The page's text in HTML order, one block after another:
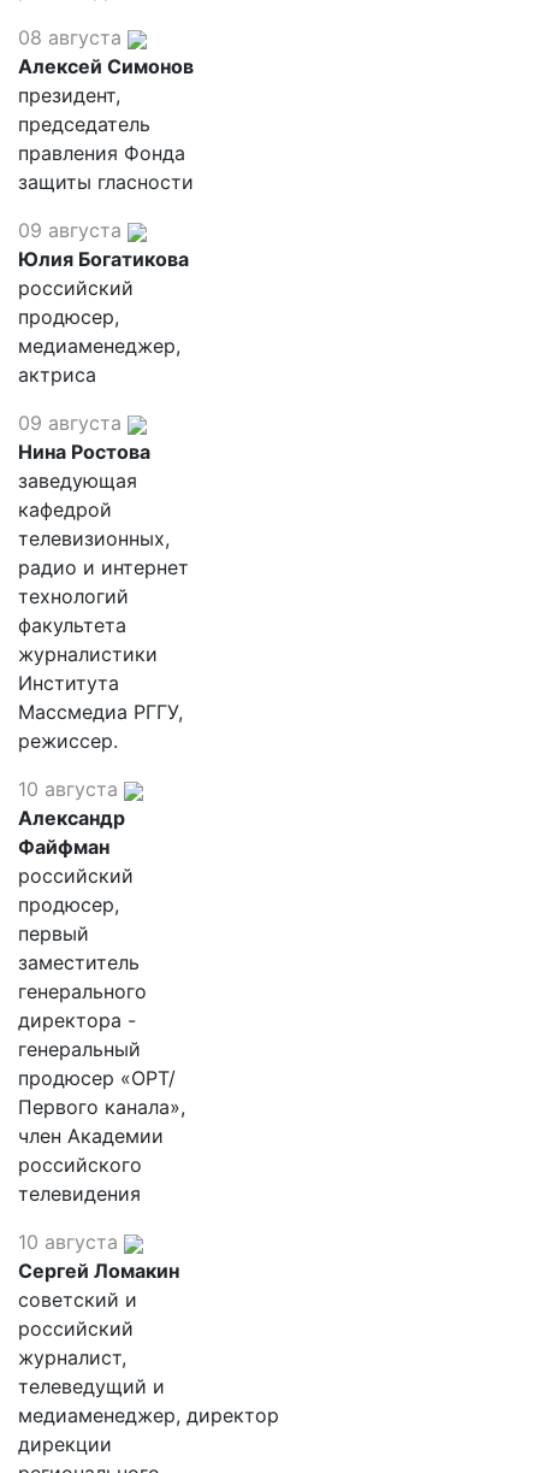
08 августа
Алексей Симонов
президент,
председатель
правления Фонда
защиты гласности
09 августа
Юлия Богатикова
российский
продюсер,
медиаменеджер,
актриса
09 августа
Нина Ростова
заведующая
кафедрой
телевизионных,
радио и интернет
технологий
факультета
журналистики
Института
Массмедиа РГГУ,
режиссер.
10 августа
Александр
Файфман
российский
продюсер,
первый
заместитель
генерального
директора -
генеральный
продюсер «ОРТ/
Первого канала»,
член Академии
российского
телевидения
10 августа
Сергей Ломакин
советский и
российский
журналист,
телеведущий и
медиаменеджер, директор
дирекции